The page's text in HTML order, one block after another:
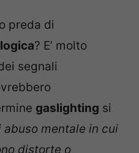
preda di
? E’ molto
segnali
gaslighting si
abuso mentale in cui
distorte o